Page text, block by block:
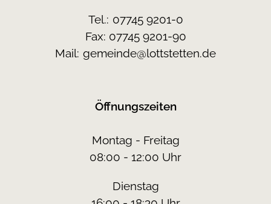
Tel.: 07745 9201-0
Fax: 07745 9201-90
Mail: gemeinde@lottstetten.de
Öffnungszeiten
Montag - Freitag
08:00 - 12:00 Uhr
Dienstag